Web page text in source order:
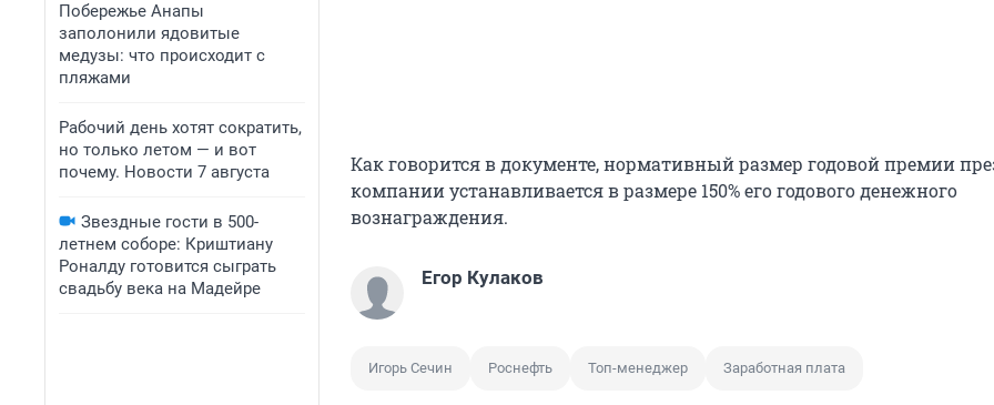
Побережье Анапы
заполонили ядовитые
медузы: что происходит с
пляжами
Рабочий день хотят сократить,
но только летом — и вот
почему. Новости 7 августа
Звездные гости в 500-
летнем соборе: Криштиану
Роналду готовится сыграть
свадьбу века на Мадейре
Как говорится в документе, нормативный размер годовой премии
компании устанавливается в размере 150% его годового денежного
вознаграждения.
Егор Кулаков
Игорь Сечин Роснефть Топ-менеджер Заработная плата